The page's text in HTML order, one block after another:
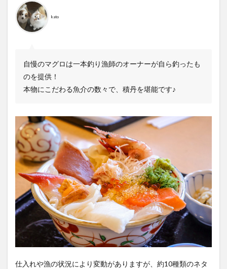
kato
自慢のマグロは一本釣り漁師のオーナーが自ら釣ったも
のを提供！
本物にこだわる魚介の数々で、積丹を堪能です♪
仕入れや漁の状況により変動がありますが、約10種類のネタ